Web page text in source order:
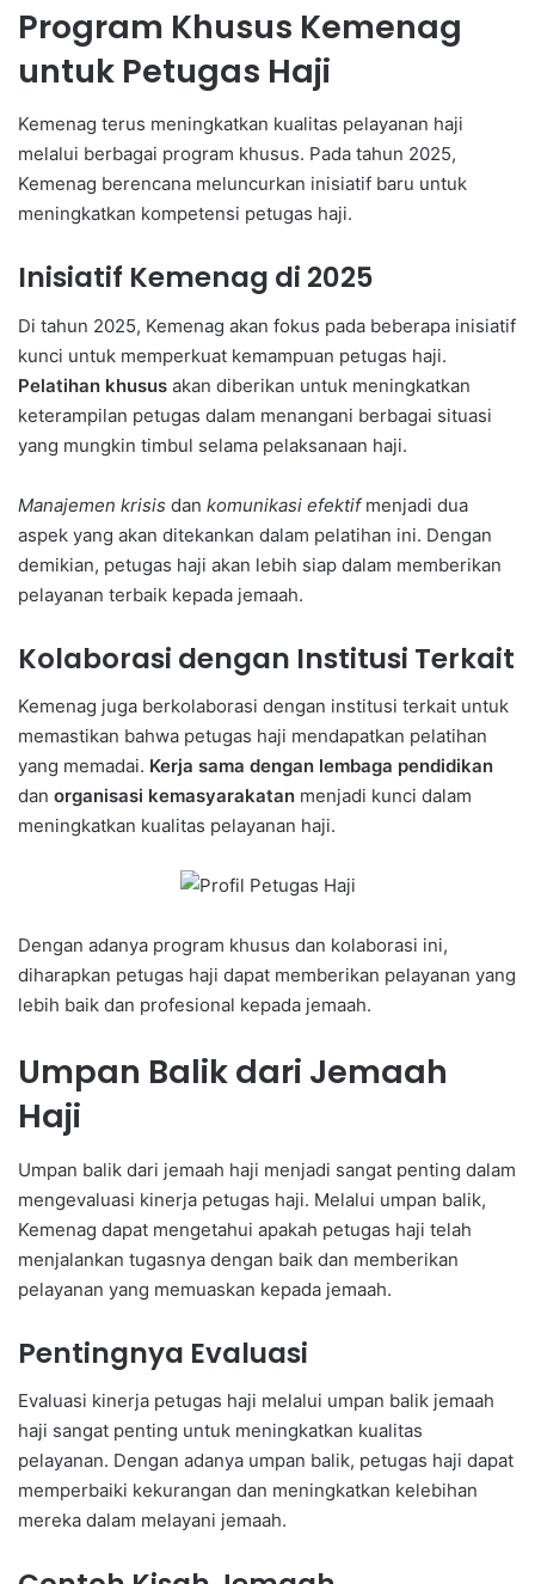
Program Khusus Kemenag
untuk Petugas Haji
Kemenag terus meningkatkan kualitas pelayanan haji
melalui berbagai program khusus. Pada tahun 2025,
Kemenag berencana meluncurkan inisiatif baru untuk
meningkatkan kompetensi petugas haji.
Inisiatif Kemenag di 2025
Di tahun 2025, Kemenag akan fokus pada beberapa inisiatif
kunci untuk memperkuat kemampuan petugas haji.
Pelatihan khusus akan diberikan untuk meningkatkan
keterampilan petugas dalam menangani berbagai situasi
yang mungkin timbul selama pelaksanaan haji.
Manajemen krisis dan komunikasi efektifmenjadi dua
aspek yang akan ditekankan dalam pelatihan ini. Dengan
demikian, petugas haji akan lebih siap dalam memberikan
pelayanan terbaik kepada jemaah.
Kolaborasi dengan Institusi Terkait
Kemenag juga berkolaborasi dengan institusi terkait untuk
memastikan bahwa petugas haji mendapatkan pelatihan
yang memadai. Kerja sama dengan lembaga pendidikan
dan organisasi kemasyarakatan menjadi kunci dalam
meningkatkan kualitas pelayanan haji.
Dengan adanya program khusus dan kolaborasi ini,
diharapkan petugas haji dapat memberikan pelayanan yang
lebih baik dan profesional kepada jemaah.
Umpan Balik dari Jemaah
Haji
Umpan balik dari jemaah haji menjadi sangat penting dalam
mengevaluasi kinerja petugas haji. Melalui umpan balik,
Kemenag dapat mengetahui apakah petugas haji telah
menjalankan tugasnya dengan baik dan memberikan
pelayanan yang memuaskan kepada jemaah.
Pentingnya Evaluasi
Evaluasi kinerja petugas haji melalui umpan balik jemaah
haji sangat penting untuk meningkatkan kualitas
pelayanan. Dengan adanya umpan balik, petugas haji dapat
memperbaiki kekurangan dan meningkatkan kelebihan
mereka dalam melayani jemaah.